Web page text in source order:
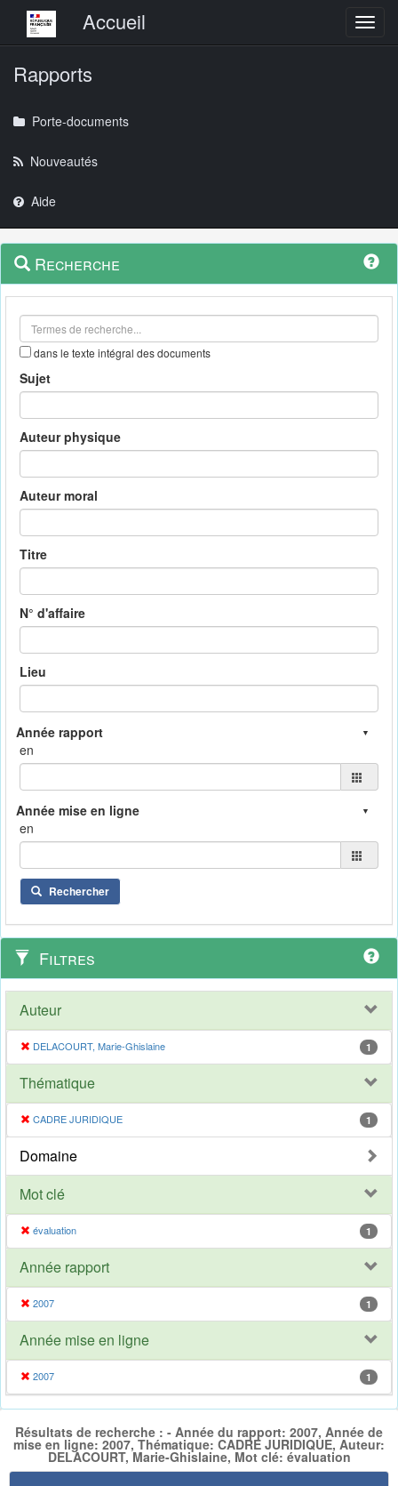
Menu principalAccueil
Rapports
Porte-documents
Nouveautés
Aide
Navigation
outils
Menu
contextuel
Recherche
dans le texte intégral des documents
Sujet
Auteur physique
Auteur moral
Titre
N° d'affaire
Lieu
en
en
Rechercher
Filtres
Auteur
DELACOURT, Marie-Ghislaine 1
Thématique
CADRE JURIDIQUE 1
Domaine
Mot clé
évaluation 1
Année rapport
2007 1
Année mise en ligne
2007 1
Résultats de recherche : - Année du rapport: 2007, Année de
mise en ligne: 2007, Thématique: CADRE JURIDIQUE, Auteur:
DELACOURT, Marie-Ghislaine, Mot clé: évaluation